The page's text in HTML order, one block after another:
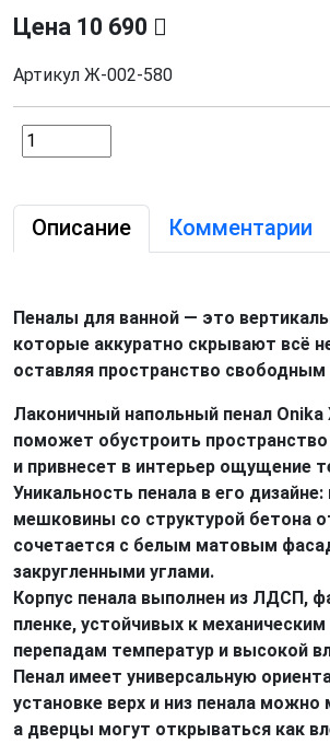
Цена 10 690
Артикул Ж-002-580
Описание Комментарии
Пеналы для ванной — это
которые аккуратно скрывают всё
оставляя пространство
Лаконичный напольный пенал
поможет обустроить
и привнесет в интерьер ощущение
Уникальность пенала в его
мешковины со структурой бетона
сочетается с белым матовым
закругленными углами.
Корпус пенала выполнен из ЛДСП,
пленке, устойчивых к
перепадам температур и высокой
Пенал имеет универсальную
установке верх и низ пенала
а дверцы могут открываться как